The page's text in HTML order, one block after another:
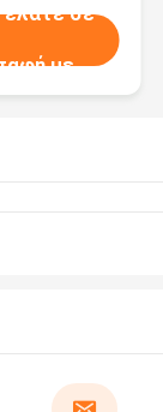
σε
με